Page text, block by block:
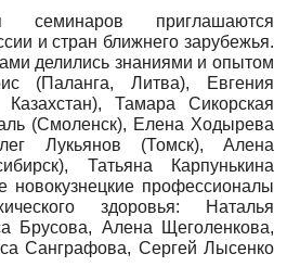
семинаров приглашаются
и стран ближнего зарубежья.
делились знаниями и опытом
(Паланга, Литва), Евгения
Тамара Сикорская
(Смоленск), Елена Ходырева
Лукьянов (Томск), Алена
Татьяна Карпунькина
новокузнецкие профессионалы
здоровья: Наталья
Брусова, Алена Щеголенкова,
Санграфова, Сергей Лысенко